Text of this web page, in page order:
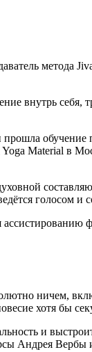
метода
внутрь себя,
Yoga Material в
голосом и
ассистированию
ничем,
хотя бы
и
Андрея Вербы